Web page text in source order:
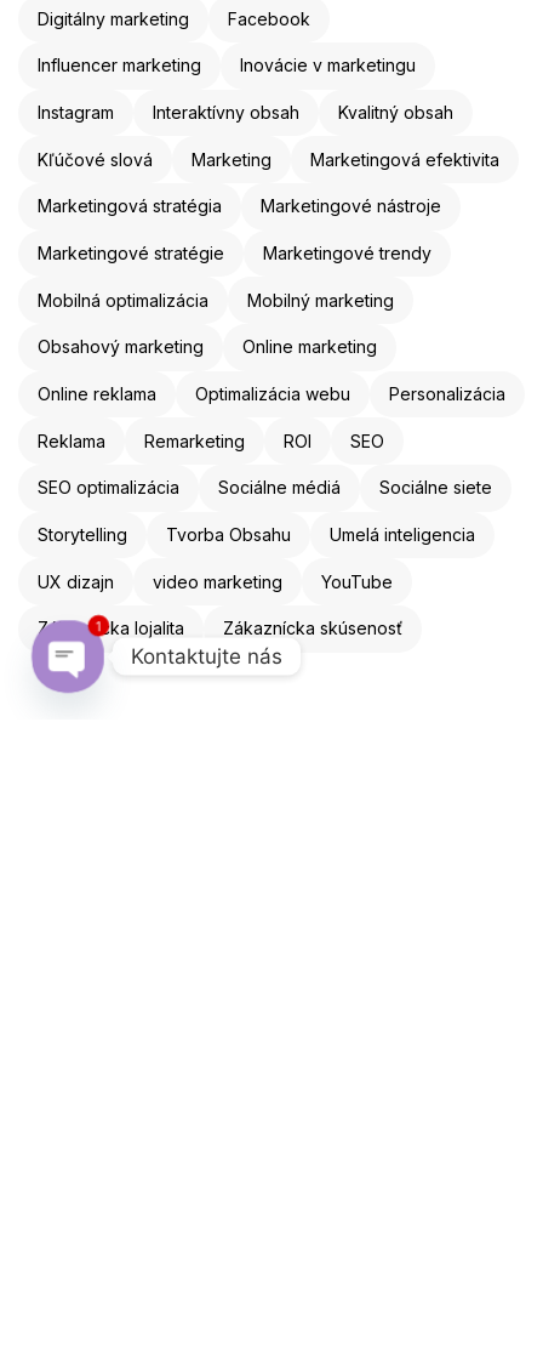
Digitálny marketing Facebook
Influencer marketing Inovácie v marketingu
Instagram Interaktívny obsah Kvalitný obsah
Kľúčové slová Marketing Marketingová efektivita
Marketingová stratégia Marketingové nástroje
Marketingové stratégie Marketingové trendy
Mobilná optimalizácia Mobilný marketing
Obsahový marketing Online marketing
Online reklama Optimalizácia webu Personalizácia
Reklama Remarketing ROI SEO
SEO optimalizácia Sociálne médiá Sociálne siete
Storytelling Tvorba Obsahu Umelá inteligencia
UX dizajn video marketing YouTube
Zákaznícka lojalita Zákaznícka skúsenosť
Kontaktujte nás
1